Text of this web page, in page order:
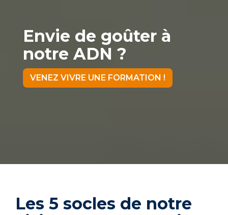
Envie de goûter à
notre ADN ?
VENEZ VIVRE UNE FORMATION !
Les 5 socles de notre